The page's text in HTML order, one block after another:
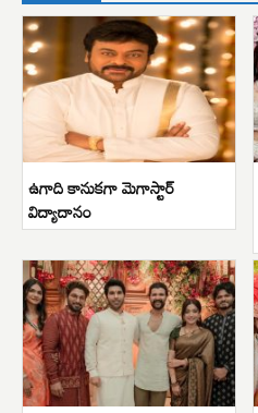
ఉగాది కానుకగా మెగాస్టార్
విద్యాదానం